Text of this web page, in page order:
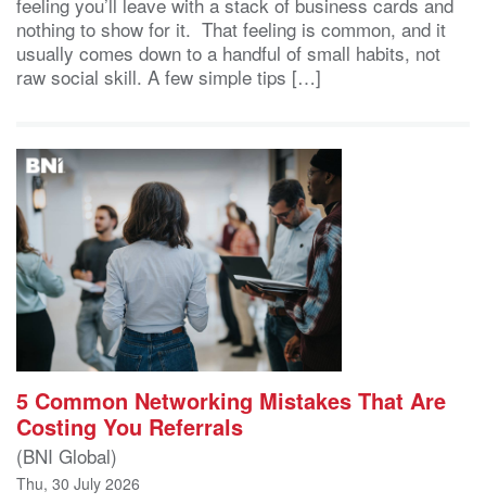
nothing to show for it. That feeling is common, and it
usually comes down to a handful of small habits, not
raw social skill. A few simple tips […]
5 Common Networking Mistakes That Are
Costing You Referrals
(BNI Global)
Thu, 30 July 2026